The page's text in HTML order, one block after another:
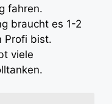
fahren.
braucht es 1-2
Profi bist.
viele